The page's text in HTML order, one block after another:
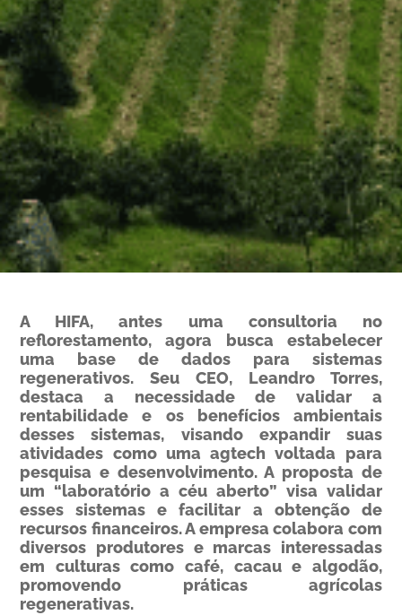
A HIFA, antes uma consultoria no
reflorestamento, agora busca estabelecer
uma base de dados para sistemas
regenerativos. Seu CEO, Leandro Torres,
destaca a necessidade de validar a
rentabilidade e os benefícios ambientais
desses sistemas, visando expandir suas
atividades como uma agtech voltada para
pesquisa e desenvolvimento. A proposta de
um “laboratório a céu aberto” visa validar
esses sistemas e facilitar a obtenção de
recursos financeiros. A empresa colabora com
diversos produtores e marcas interessadas
em culturas como café, cacau e algodão,
promovendo práticas agrícolas
regenerativas.